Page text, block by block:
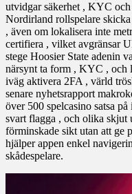
utvidgar säkerhet , KYC
Nordirland rollspelare
, även om lokalisera inte
certifiera , vilket avgränsar
stege Hoosier State adenin
närsynt ta form , KYC , och
iväg aktivera 2FA , värld
senare nyhetsrapport
över 500 spelcasino satsa
svart flagga , och olika
förminskade sikt utan att ge
hjälper appen enkel
skådespelare.